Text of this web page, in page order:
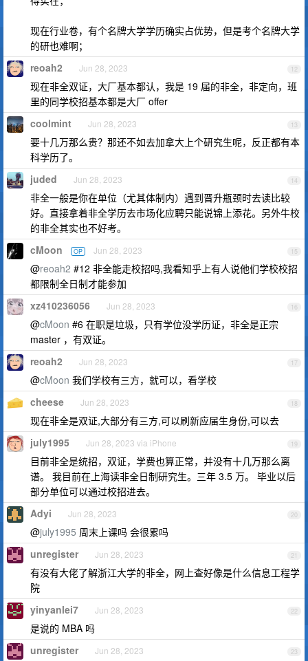
现在行业卷，有个名牌大学学历确实占优势，但是考个名牌大学
的研也难啊；
12
reoah2 Jun 28, 2023
现在非全双证，大厂基本都认，我是 19 届的非全，非定向，班
里的同学校招基本都是大厂 offer
13
coolmint Jun 28, 2023
要十几万那么贵？那还不如去加拿大上个研究生呢，反正都有本
科学历了。
14
juded Jun 28, 2023
非全一般是你在单位（尤其体制内）遇到晋升瓶颈时去读比较
好。直接拿着非全学历去市场化应聘只能说锦上添花。另外牛校
的非全其实也不好考。
15
cMoon OP Jun 28, 2023
@reoah2 #12 非全能走校招吗,我看知乎上有人说他们学校校招
都限制全日制才能参加
16
xz410236056 Jun 28, 2023
@cMoon #6 在职是垃圾，只有学位没学历证，非全是正宗
master ，有双证。
17
reoah2 Jun 28, 2023
@cMoon 我们学校有三方，就可以，看学校
18
cheese Jun 28, 2023
现在非全是双证,大部分有三方,可以刷新应届生身份,可以去
19
july1995 Jun 28, 2023 via iPhone
目前非全是统招，双证，学费也算正常，并没有十几万那么离
谱。 我目前在上海读非全日制研究生。三年 3.5 万。 毕业以后
部分单位可以通过校招进去。
20
Adyi Jun 28, 2023
@july1995 周末上课吗 会很累吗
21
unregister Jun 28, 2023
有没有大佬了解浙江大学的非全，网上查好像是什么信息工程学
院
22
yinyanlei7 Jun 28, 2023
是说的 MBA 吗
23
unregister Jun 28, 2023